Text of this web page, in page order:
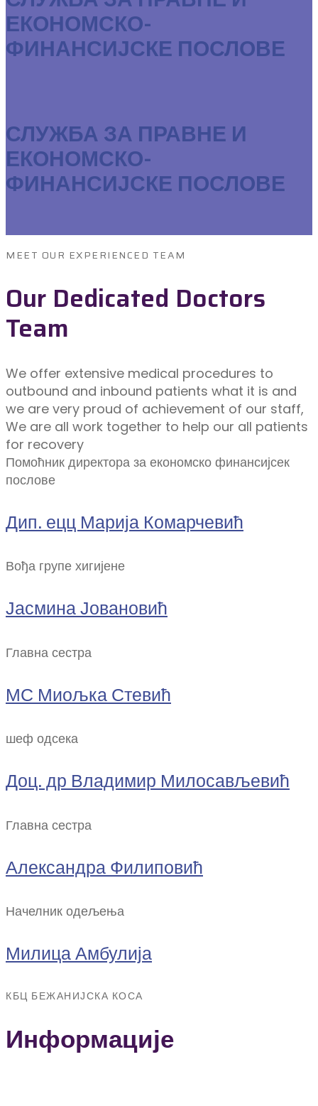
ЕКОНОМСКО-
ФИНАНСИЈСКЕ ПОСЛОВЕ
СЛУЖБА ЗА ПРАВНЕ И
ЕКОНОМСКО-
ФИНАНСИЈСКЕ ПОСЛОВЕ
MEET OUR EXPERIENCED TEAM
Our Dedicated Doctors
Team
We offer extensive medical procedures to
outbound and inbound patients what it is and
we are very proud of achievement of our staff,
We are all work together to help our all patients
for recovery
Помоћник директора за економско финансијсек
послове
Дип. ецц Марија Комарчевић
Вођа групе хигијене
Јасмина Јовановић
Главна сестра
МС Миољка Стевић
шеф одсека
Доц. др Владимир Милосављевић
Главна сестра
Александра Филиповић
Начелник одељења
Милица Амбулија
КБЦ БЕЖАНИЈСКА КОСА
Информације